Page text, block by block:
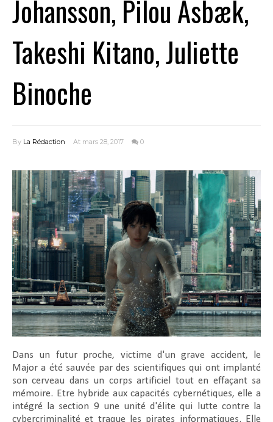
Johansson, Pilou Asbæk,
Takeshi Kitano, Juliette
Binoche
By La Rédaction At mars 28, 2017 0
Dans un futur proche, victime d'un grave accident, le
Major a été sauvée par des scientifiques qui ont implanté
son cerveau dans un corps artificiel tout en effaçant sa
mémoire. Etre hybride aux capacités cybernétiques, elle a
intégré la section 9 une unité d'élite qui lutte contre la
cybercriminalité et traque les pirates informatiques. Elle